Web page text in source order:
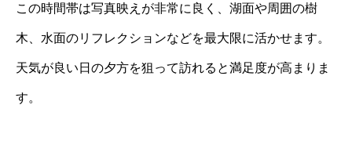
この時間帯は写真映えが非常に良く、湖面や周囲の樹
木、水面のリフレクションなどを最大限に活かせます。
天気が良い日の夕方を狙って訪れると満足度が高まりま
す。